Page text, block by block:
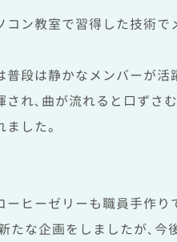
ン教室で習得した技術で
段は静かなメンバーが活
れ、曲が流れると口ずさ
した。
ヒーゼリーも職員手作り
たな企画をしましたが、